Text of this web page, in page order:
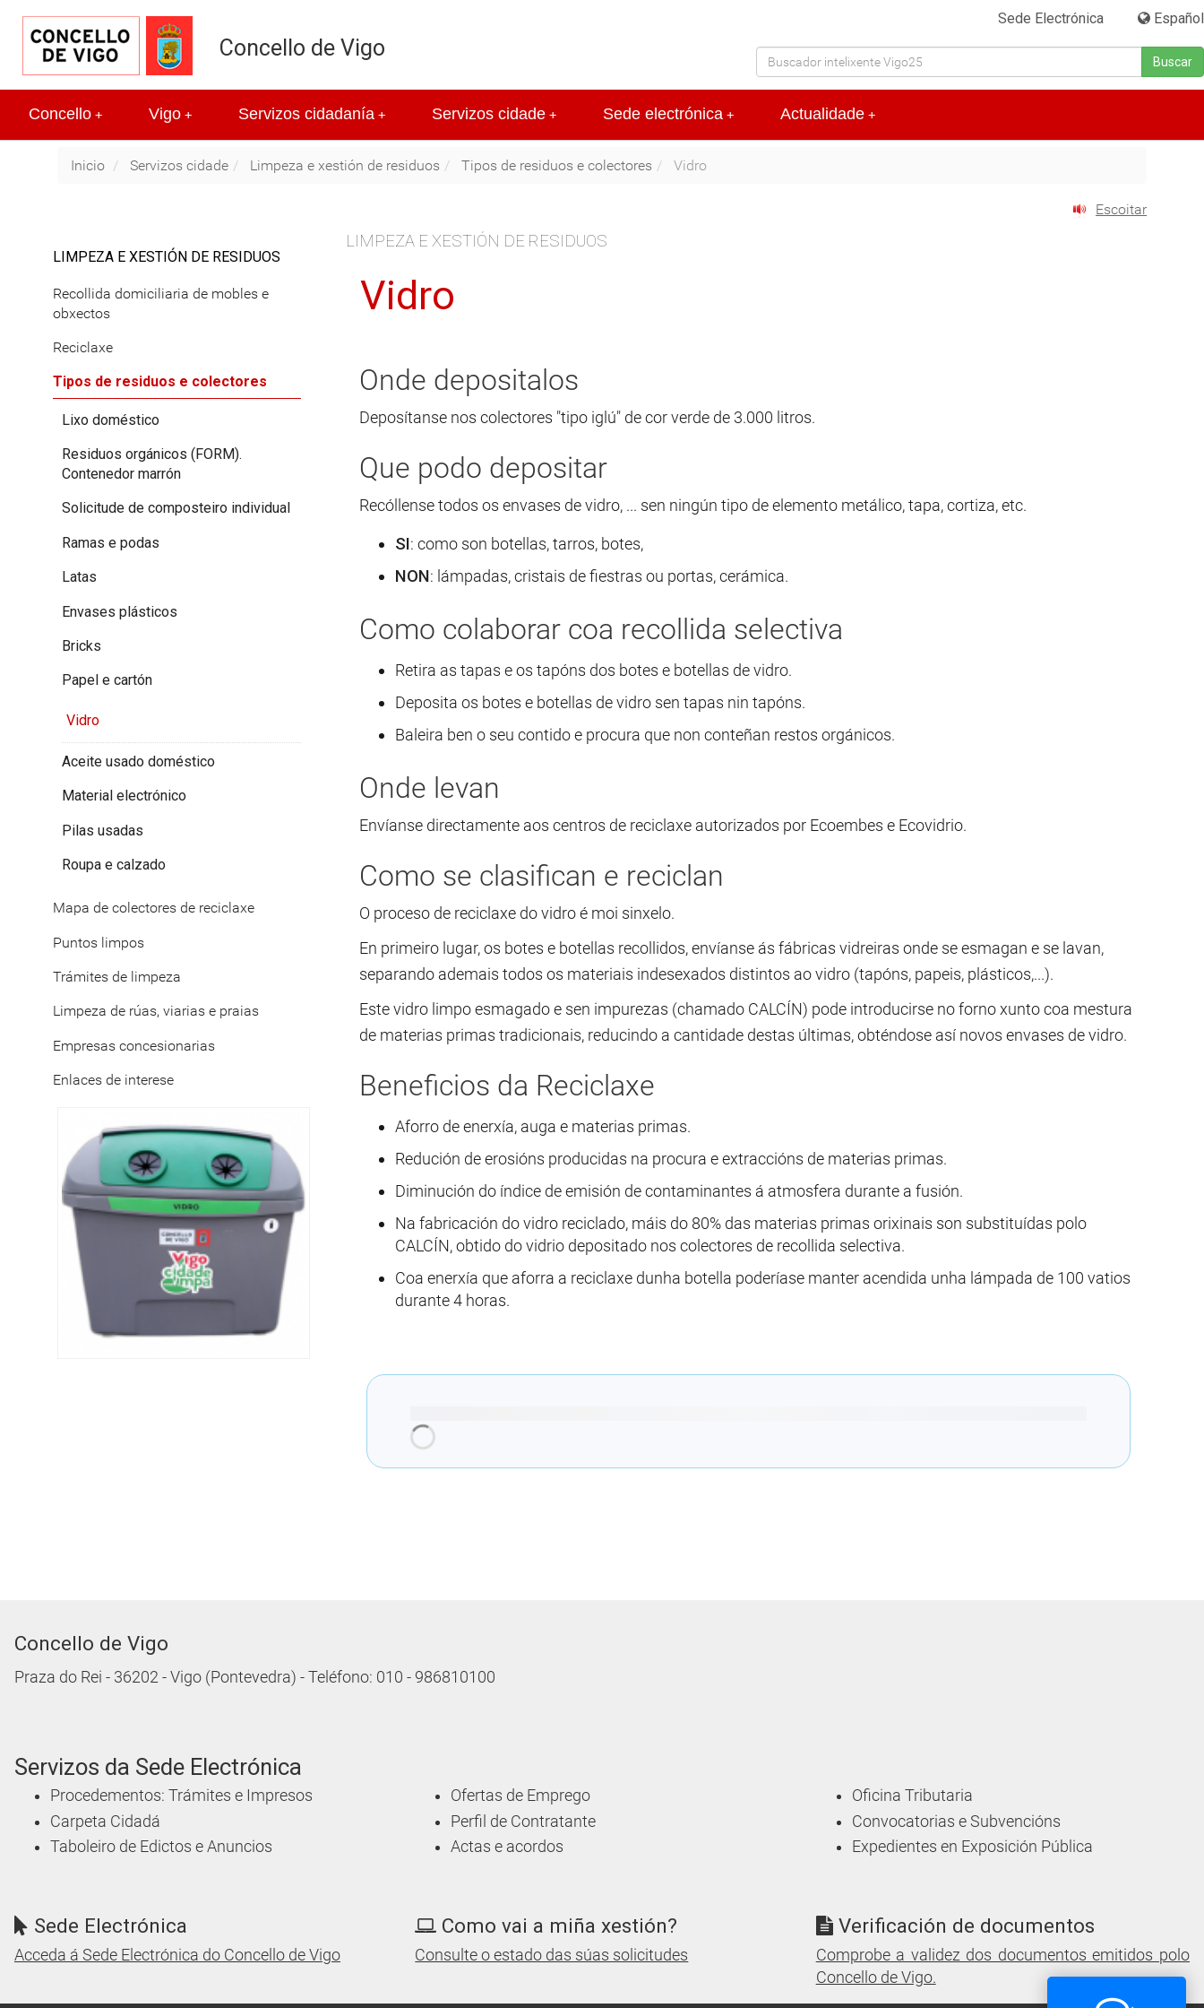
Sede Electrónica Español
Buscar
Concello de Vigo
+
Concello +
Vigo +
Servizos cidadanía +
Servizos cidade +
Sede electrónica +
Actualidade
Inicio Servizos cidade Limpeza e xestión de residuos Tipos de residuos e colectores Vidro
Escoitar
LIMPEZA E XESTIÓN DE RESIDUOS
Vidro
Onde depositalos
Deposítanse nos colectores "tipo iglú" de cor verde de 3.000 litros.
Que podo depositar
Recóllense todos os envases de vidro, ... sen ningún tipo de elemento metálico, tapa, cortiza, etc.
SI: como son botellas, tarros, botes,
NON: lámpadas, cristais de fiestras ou portas, cerámica.
Como colaborar coa recollida selectiva
Retira as tapas e os tapóns dos botes e botellas de vidro.
Deposita os botes e botellas de vidro sen tapas nin tapóns.
Baleira ben o seu contido e procura que non conteñan restos orgánicos.
Onde levan
Envíanse directamente aos centros de reciclaxe autorizados por Ecoembes e Ecovidrio.
Como se clasifican e reciclan
O proceso de reciclaxe do vidro é moi sinxelo.
En primeiro lugar, os botes e botellas recollidos, envíanse ás fábricas vidreiras onde se esmagan e se lavan,
separando ademais todos os materiais indesexados distintos ao vidro (tapóns, papeis, plásticos,...).
Este vidro limpo esmagado e sen impurezas (chamado CALCÍN) pode introducirse no forno xunto coa mestura
de materias primas tradicionais, reducindo a cantidade destas últimas, obténdose así novos envases de vidro.
Beneficios da Reciclaxe
Aforro de enerxía, auga e materias primas.
Redución de erosións producidas na procura e extraccións de materias primas.
Diminución do índice de emisión de contaminantes á atmosfera durante a fusión.
Na fabricación do vidro reciclado, máis do 80% das materias primas orixinais son substituídas polo
CALCÍN, obtido do vidrio depositado nos colectores de recollida selectiva.
Coa enerxía que aforra a reciclaxe dunha botella poderíase manter acendida unha lámpada de 100 vatios
durante 4 horas.
Cargando recomendacións
LIMPEZA E XESTIÓN DE RESIDUOS
Recollida domiciliaria de mobles e
obxectos
Reciclaxe
Tipos de residuos e colectores
Lixo doméstico
Residuos orgánicos (FORM).
Contenedor marrón
Solicitude de composteiro individual
Ramas e podas
Latas
Envases plásticos
Bricks
Papel e cartón
Vidro
Aceite usado doméstico
Material electrónico
Pilas usadas
Roupa e calzado
Mapa de colectores de reciclaxe
Puntos limpos
Trámites de limpeza
Limpeza de rúas, viarias e praias
Empresas concesionarias
Enlaces de interese
Concello de Vigo
Praza do Rei - 36202 - Vigo (Pontevedra) - Teléfono: 010 - 986810100
Servizos da Sede Electrónica
Procedementos: Trámites e Impresos
Carpeta Cidadá
Taboleiro de Edictos e Anuncios
Ofertas de Emprego
Perfil de Contratante
Actas e acordos
Oficina Tributaria
Convocatorias e Subvencións
Expedientes en Exposición Pública
Sede Electrónica
Acceda á Sede Electrónica do Concello de Vigo
Como vai a miña xestión?
Consulte o estado das súas solicitudes
Verificación de documentos
Comprobe a validez dos documentos emitidos polo
Concello de Vigo.